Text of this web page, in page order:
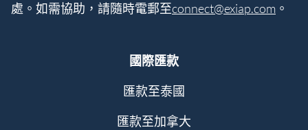
處。如需協助，請隨時電郵至connect@exiap.com 。
國際匯款
匯款至泰國
匯款至加拿大